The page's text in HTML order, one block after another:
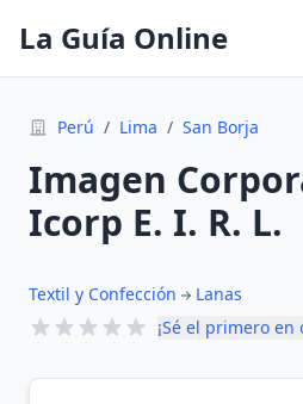
La Guía Online
Perú / Lima / San Borja
Imagen
Icorp E. I. R. L.
Textil y Confección
Lanas
¡Sé el primero en